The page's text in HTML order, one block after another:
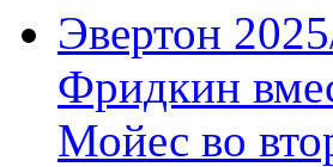
Эвертон
Фридкин
Мойес во